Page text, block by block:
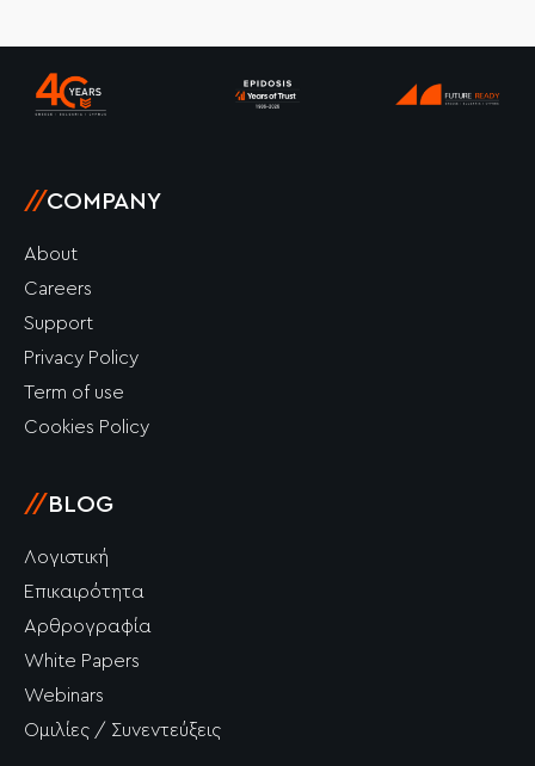
//COMPANY
About
Careers
Support
Privacy Policy
Term of use
Cookies Policy
// BLOG
Λογιστική
Επικαιρότητα
Αρθρογραφία
White Papers
Webinars
Ομιλίες / Συνεντεύξεις